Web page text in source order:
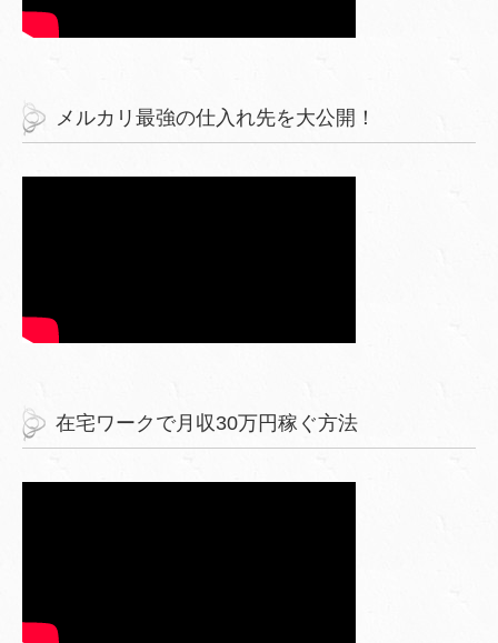
メルカリ最強の仕入れ先を大公開！
在宅ワークで月収30万円稼ぐ方法